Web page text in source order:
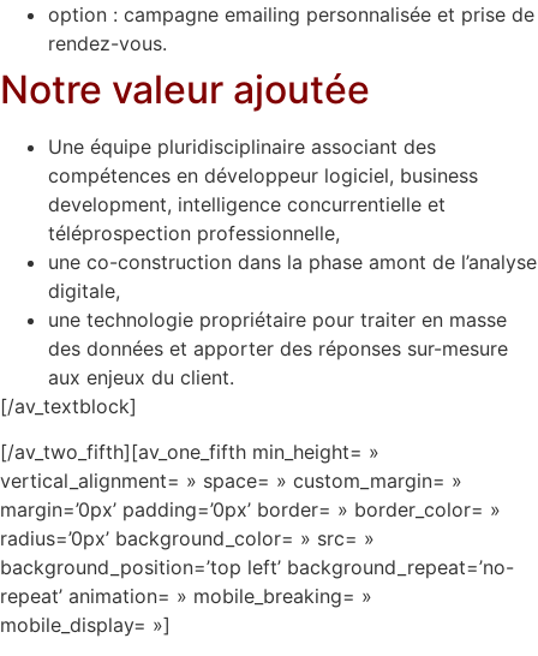
option : campagne emailing personnalisée et prise de
rendez-vous.
Notre valeur ajoutée
Une équipe pluridisciplinaire associant des
compétences en développeur logiciel, business
development, intelligence concurrentielle et
téléprospection professionnelle,
une co-construction dans la phase amont de l’analyse
digitale,
une technologie propriétaire pour traiter en masse
des données et apporter des réponses sur-mesure
aux enjeux du client.
[/av_textblock]
[/av_two_fifth][av_one_fifth min_height= »
vertical_alignment= » space= » custom_margin= »
margin=’0px’ padding=’0px’ border= » border_color= »
radius=’0px’ background_color= » src= »
background_position=’top left’ background_repeat=’no-
repeat’ animation= » mobile_breaking= »
mobile_display= »]